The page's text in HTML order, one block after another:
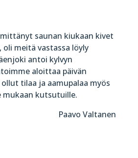
saunan kiukaan kivet
oli meitä vastassa löyly
antoi kylvyn
aloittaa päivän
tilaa ja aamupalaa myös
mukaan kutsutuille.
Paavo Valtanen